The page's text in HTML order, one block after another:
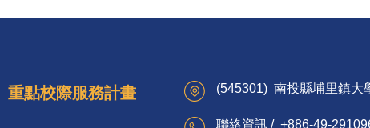
重點校際服務計畫 (545301) 南投縣埔里鎮大
聯絡資訊 / +886-49-